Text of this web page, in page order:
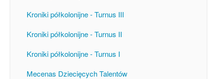
Kroniki półkolonijne - Turnus III
Kroniki półkolonijne - Turnus II
Kroniki półkolonijne - Turnus I
Mecenas Dziecięcych Talentów